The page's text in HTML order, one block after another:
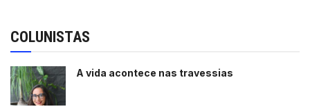
COLUNISTAS
A vida acontece nas travessias